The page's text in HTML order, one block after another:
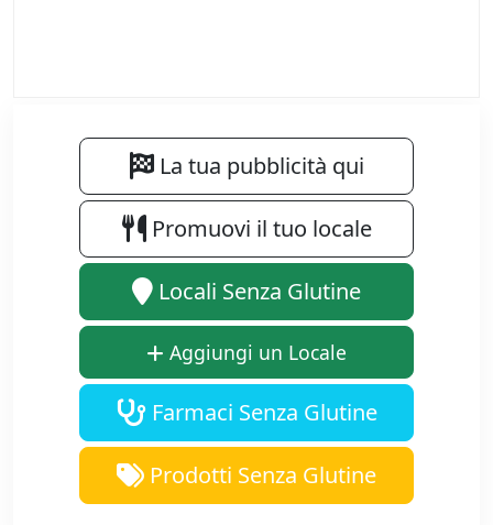
La tua pubblicità qui
Promuovi il tuo locale
Locali Senza Glutine
Aggiungi un Locale
Farmaci Senza Glutine
Prodotti Senza Glutine